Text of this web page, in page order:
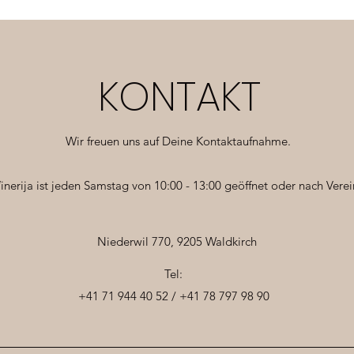
KONTAKT
Wir freuen uns auf Deine Kontaktaufnahme.
ist jeden Samstag von 10:00 - 13:00 geöffnet oder nach
Niederwil 770, 9205 Waldkirch
Tel:
+41 71 944 40 52 / +41 78 797 98 90